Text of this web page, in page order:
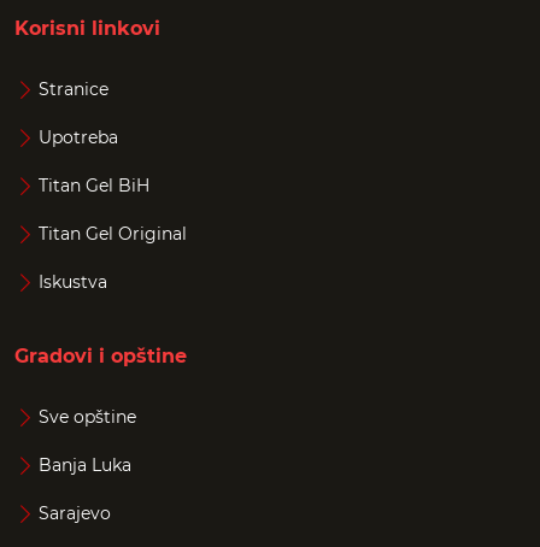
Korisni linkovi
Stranice
Upotreba
Titan Gel BiH
Titan Gel Original
Iskustva
Gradovi i opštine
Sve opštine
Banja Luka
Sarajevo